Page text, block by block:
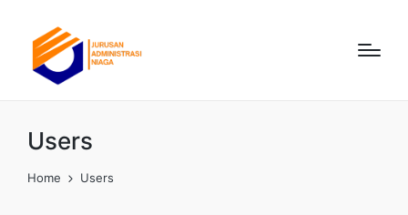
Users
Home Users